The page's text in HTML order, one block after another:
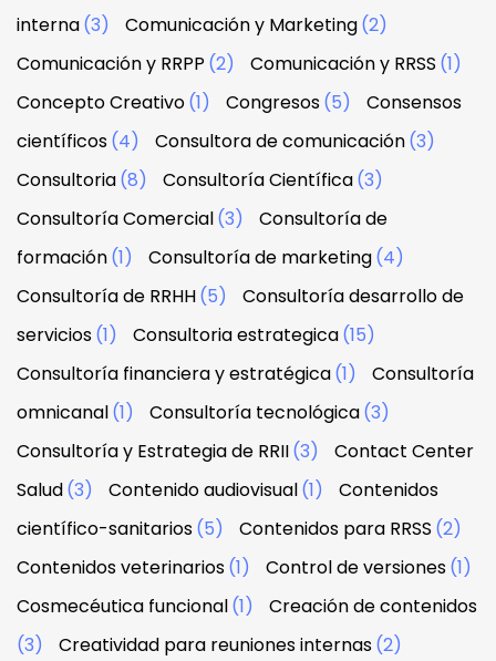
interna(3) Comunicación y Marketing(2)
Comunicación y RRPP (2) Comunicación y RRSS (1)
Concepto Creativo(1) Congresos(5)
Consensos
científicos(4) Consultora de comunicación(3)
Consultoria(8) Consultoría Científica(3)
Consultoría Comercial(3)
Consultoría de
formación(1) Consultoría de marketing(4)
Consultoría de RRHH(5)
Consultoría desarrollo de
servicios(1) Consultoria estrategica(15)
Consultoría financiera y estratégica(1)
Consultoría
omnicanal(1) Consultoría tecnológica(3)
Consultoría y Estrategia de RRII(3)
Contact Center
Salud(3) Contenido audiovisual(1)
Contenidos
científico-sanitarios(5) Contenidos para RRSS (2)
Contenidos veterinarios(1) Control de versiones(1)
Cosmecéutica funcional(1)
Creación de contenidos
(3)
Creatividad para reuniones internas(2)